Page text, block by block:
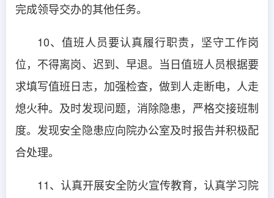
完成领导交办的其他任务。
10、值班人员要认真履行职责，坚守工作岗
位，不得离岗、迟到、早退。当日值班人员根据要
求填写值班日志，加强检查，做到人走断电，人走
熄火种。及时发现问题，消除隐患，严格交接班制
度。发现安全隐患应向院办公室及时报告并积极配
合处理。
11、认真开展安全防火宣传教育，认真学习院